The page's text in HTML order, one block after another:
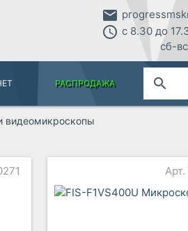
email
access_time с 8.30 до
сб-
РАСПРОДАЖА search
видеомикроскопы